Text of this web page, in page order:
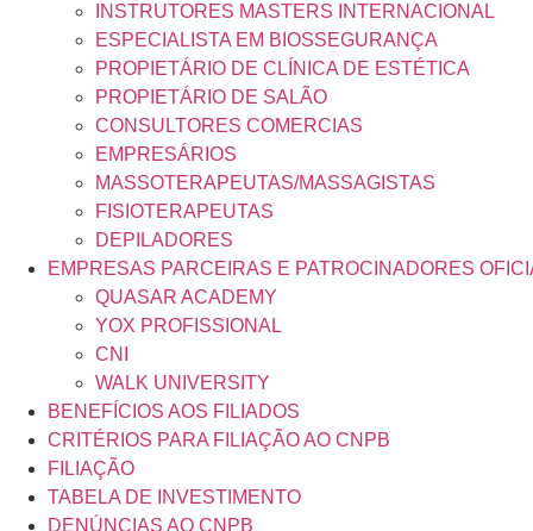
INSTRUTORES MASTERS INTERNACIONAL
ESPECIALISTA EM BIOSSEGURANÇA
PROPIETÁRIO DE CLÍNICA DE ESTÉTICA
PROPIETÁRIO DE SALÃO
CONSULTORES COMERCIAS
EMPRESÁRIOS
MASSOTERAPEUTAS/MASSAGISTAS
FISIOTERAPEUTAS
DEPILADORES
EMPRESAS PARCEIRAS E PATROCINADORES
QUASAR ACADEMY
YOX PROFISSIONAL
CNI
WALK UNIVERSITY
BENEFÍCIOS AOS FILIADOS
CRITÉRIOS PARA FILIAÇÃO AO CNPB
FILIAÇÃO
TABELA DE INVESTIMENTO
DENÚNCIAS AO CNPB